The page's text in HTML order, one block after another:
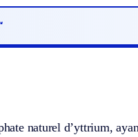
naturel d’yttrium,